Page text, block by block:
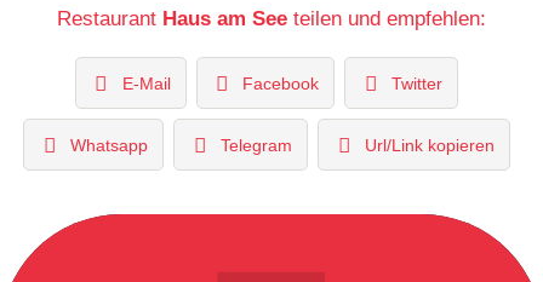
Restaurant Haus am See teilen und empfehlen:
E-Mail Facebook Twitter
Whatsapp Telegram Url/Link kopieren